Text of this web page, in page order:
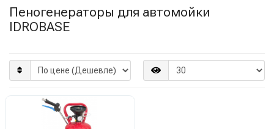
Пеногенераторы для автомойки
IDROBASE